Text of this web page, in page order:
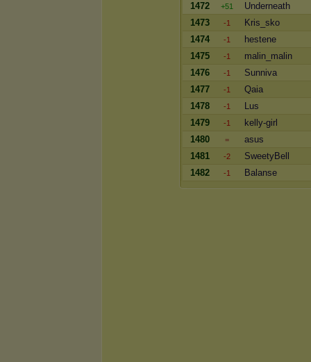
1472
+51
Underneath
1473
-1
Kris_sko
1474
-1
hestene
1475
-1
malin_malin
1476
-1
Sunniva
1477
-1
Qaia
1478
-1
Lus
1479
-1
kelly-girl
1480
=
asus
1481
-2
SweetyBell
1482
-1 Balanse